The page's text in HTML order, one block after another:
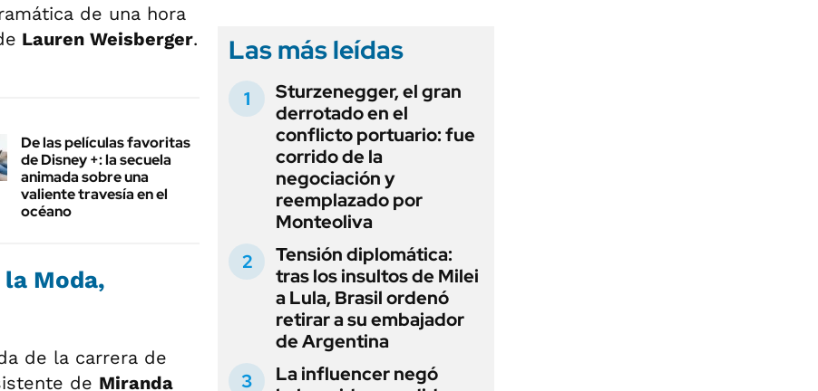
de una hora
Lauren Weisberger.
De las películas favoritas
de Disney +: la secuela
animada sobre una
valiente travesía en el
océano
Moda,
de la carrera de
de Miranda
Las más leídas
Sturzenegger, el gran
derrotado en el
conflicto portuario: fue
corrido de la
negociación y
reemplazado por
Monteoliva
Tensión diplomática:
tras los insultos de Milei
a Lula, Brasil ordenó
retirar a su embajador
de Argentina
La influencer negó